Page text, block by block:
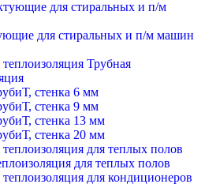
для стиральных и п/м машин
Трубная
стенка 6 мм
стенка 9 мм
стенка 13 мм
стенка 20 мм
для теплых полов